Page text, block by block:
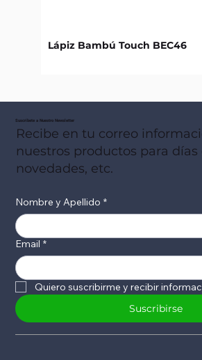
Lápiz Bambú Touch BEC46
Suscribete a Nuestro Newsletter
Recibe en tu correo
nuestros productos para días
novedades, etc.
Nombre y Apellido *
Email *
Quiero suscribirme y recibir
Suscribirse